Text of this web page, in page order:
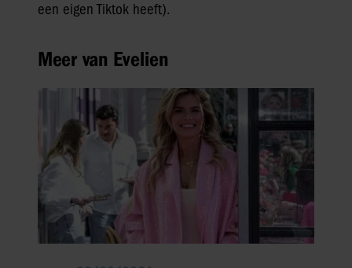
een eigen Tiktok heeft).
Meer van Evelien